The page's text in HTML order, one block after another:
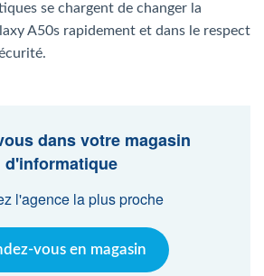
Agent Windows
Nl
se chargent de changer la
A50s rapidement et dans le respect
dans votre magasin
d'informatique
l'agence la plus proche
vous en magasin